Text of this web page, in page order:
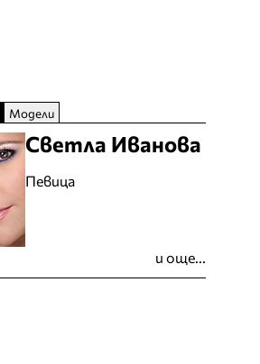
Модели
Светла Иванова
Певица
и още...